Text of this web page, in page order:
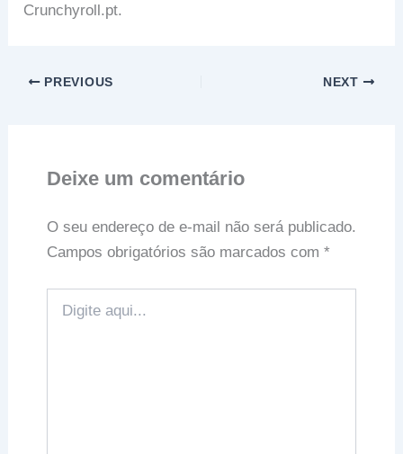
Crunchyroll.pt.
PREVIOUS NEXT
Deixe um comentário
O seu endereço de e-mail não será publicado.
Campos obrigatórios são marcados com *
aqui...